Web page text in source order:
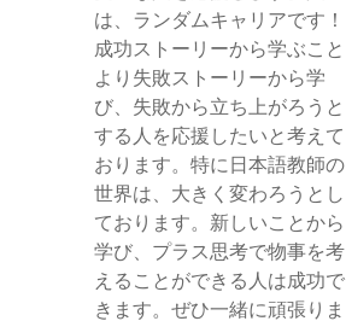
は、ランダムキャリアです！
成功ストーリーから学ぶこと
より失敗ストーリーから学
び、失敗から立ち上がろうと
する人を応援したいと考えて
おります。特に日本語教師の
世界は、大きく変わろうとし
ております。新しいことから
学び、プラス思考で物事を考
えることができる人は成功で
きます。ぜひ一緒に頑張りま